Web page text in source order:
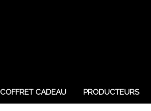
COFFRET CADEAU PRODUCTEURS